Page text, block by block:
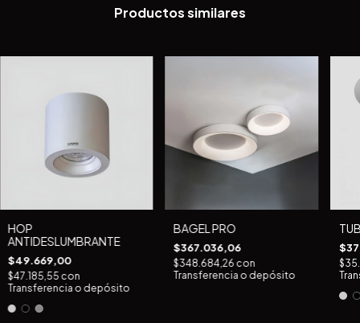
Productos similares
HOP
ANTIDESLUMBRANTE
$49.669,00
$47.185,55 con
Transferencia o depósito
BAGEL PRO
$367.036,06
$348.684,26 con
Transferencia o depósito